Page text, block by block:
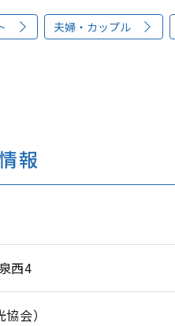
夫婦・カップル
報
西4
会）